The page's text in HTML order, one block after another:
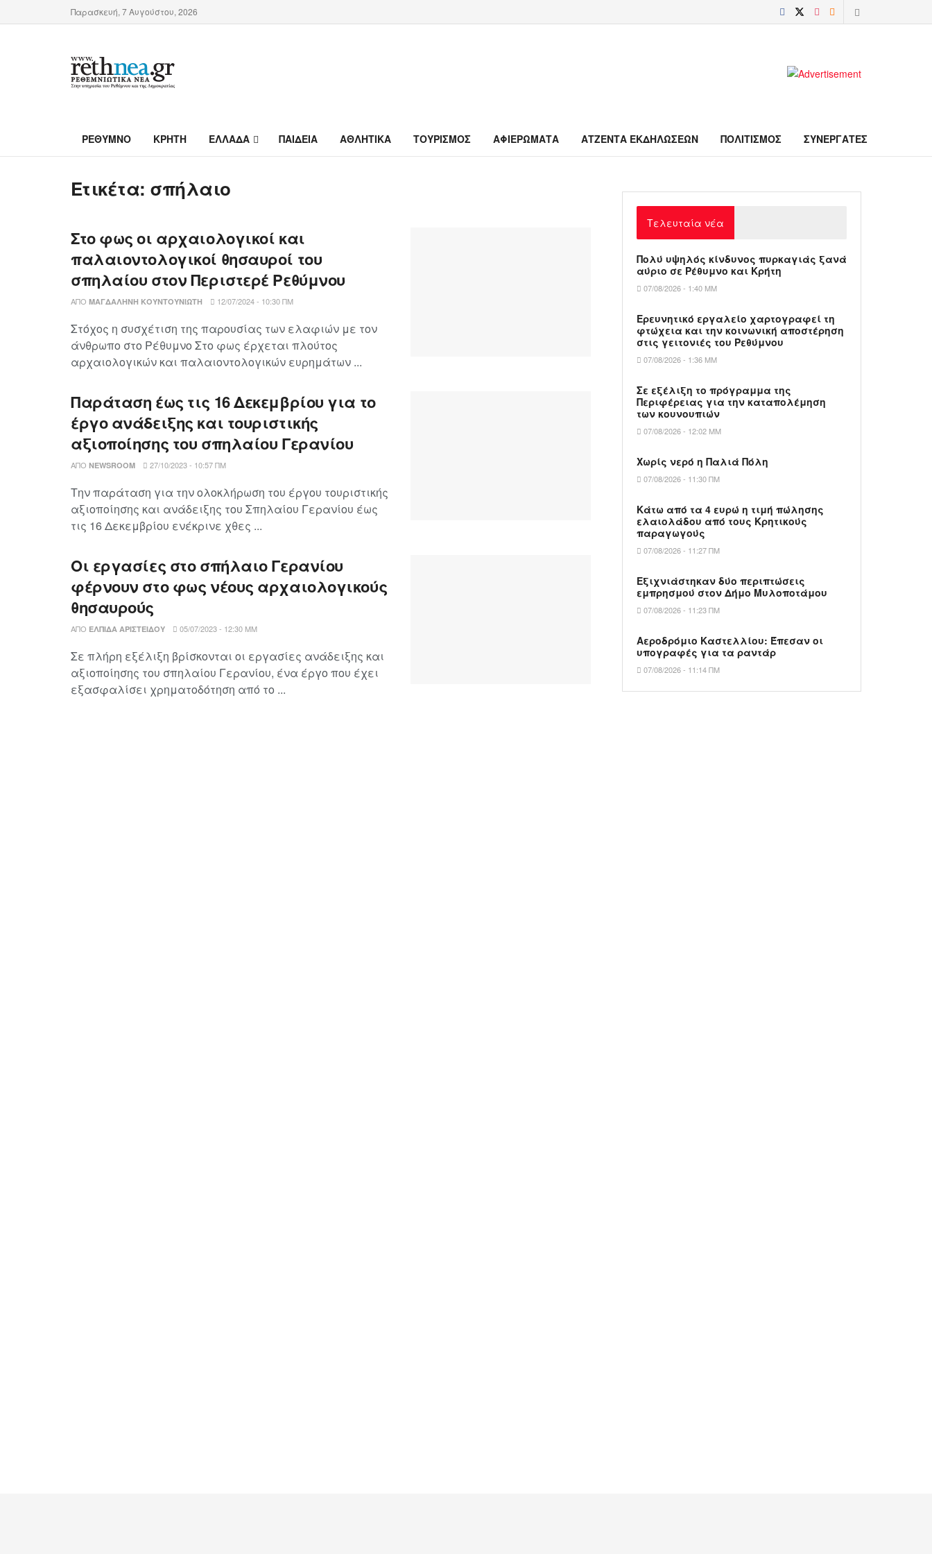
Παρασκευή, 7 Αυγούστου, 2026
ΡΕΘΥΜΝΟ ΚΡΗΤΗ ΕΛΛΑΔΑ ΠΑΙΔΕΙΑ ΑΘΛΗΤΙΚΑ ΤΟΥΡΙΣΜΟΣ ΑΦΙΕΡΩΜΑΤΑ ΑΤΖΕΝΤΑ ΕΚΔΗΛΩΣΕΩΝ ΠΟΛΙΤΙΣΜΟΣ ΣΥΝΕΡΓΑΤΕΣ
Ετικέτα: σπήλαιο
Στο φως οι αρχαιολογικοί και
παλαιοντολογικοί θησαυροί του
σπηλαίου στον Περιστερέ Ρεθύμνου
ΑΠΌ ΜΑΓΔΑΛΗΝΉ ΚΟΥΝΤΟΥΝΙΏΤΗ 12/07/2024 - 10:30 ΠΜ
Στόχος η συσχέτιση της παρουσίας των ελαφιών με τον
άνθρωπο στο Ρέθυμνο Στο φως έρχεται πλούτος
αρχαιολογικών και παλαιοντολογικών ευρημάτων ...
Παράταση έως τις 16 Δεκεμβρίου για το
έργο ανάδειξης και τουριστικής
αξιοποίησης του σπηλαίου Γερανίου
ΑΠΌ NEWSROOM 27/10/2023 - 10:57 ΠΜ
Την παράταση για την ολοκλήρωση του έργου τουριστικής
αξιοποίησης και ανάδειξης του Σπηλαίου Γερανίου έως
τις 16 Δεκεμβρίου ενέκρινε χθες ...
Οι εργασίες στο σπήλαιο Γερανίου
φέρνουν στο φως νέους αρχαιολογικούς
θησαυρούς
ΑΠΌ ΕΛΠΊΔΑ ΑΡΙΣΤΕΊΔΟΥ 05/07/2023 - 12:30 ΜΜ
Σε πλήρη εξέλιξη βρίσκονται οι εργασίες ανάδειξης και
αξιοποίησης του σπηλαίου Γερανίου, ένα έργο που έχει
εξασφαλίσει χρηματοδότηση από το ...
Τελευταία νέα
Πολύ υψηλός κίνδυνος πυρκαγιάς ξανά
αύριο σε Ρέθυμνο και Κρήτη
07/08/2026 - 1:40 ΜΜ
Ερευνητικό εργαλείο χαρτογραφεί τη
φτώχεια και την κοινωνική αποστέρηση
στις γειτονιές του Ρεθύμνου
07/08/2026 - 1:36 ΜΜ
Σε εξέλιξη το πρόγραμμα της
Περιφέρειας για την καταπολέμηση
των κουνουπιών
07/08/2026 - 12:02 ΜΜ
Χωρίς νερό η Παλιά Πόλη
07/08/2026 - 11:30 ΠΜ
Κάτω από τα 4 ευρώ η τιμή πώλησης
ελαιολάδου από τους Κρητικούς
παραγωγούς
07/08/2026 - 11:27 ΠΜ
Εξιχνιάστηκαν δύο περιπτώσεις
εμπρησμού στον Δήμο Μυλοποτάμου
07/08/2026 - 11:23 ΠΜ
Αεροδρόμιο Καστελλίου: Έπεσαν οι
υπογραφές για τα ραντάρ
07/08/2026 - 11:14 ΠΜ